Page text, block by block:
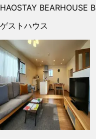
HAOSTAY BEARHOUSE B
ゲストハウス